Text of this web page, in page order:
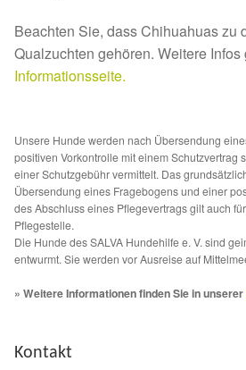
Auslandstierschutz
Schutzgebühr
Notnasen in Deutschland
Notnasen noch im Ausland
Notnasen mit Handicap
Sicherheitsgeschirr
Beachten Sie, dass Chihuahuas zu
Qualzuchten gehören. Weitere
Informationsseite.
Unsere Hunde werden nach Übersendung
positiven Vorkontrolle mit einem Schutzvertrag
einer Schutzgebühr vermittelt. Das
Übersendung eines Fragebogens und einer
des Abschluss eines Pflegevertrags gilt auch
Pflegestelle.
Die Hunde des SALVA Hundehilfe e. V. sind
entwurmt. Sie werden vor Ausreise auf
» Weitere Informationen finden Sie in unserer
Kontakt